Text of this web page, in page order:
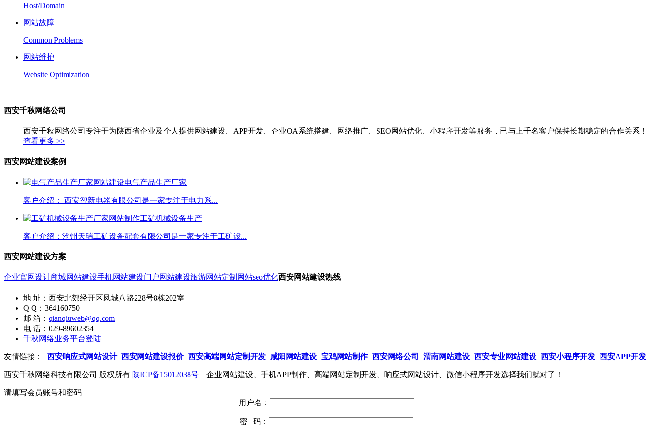
Host/Domain
网站故障
Common Problems
网站维护
Website Optimization
西安千秋网络公司
西安千秋网络公司专注于为陕西省企业及个人提供网站建设、APP开发、企业OA系统搭建、网络推广、SEO网站优化、小程序开发等服务，已与上千名客户保持长期稳定的合作关系！
查看更多 >>
西安网站建设案例
电气产品生产厂家
客户介绍： 西安智新电器有限公司是一家专注于电力系...
工矿机械设备生产
客户介绍：沧州天瑞工矿设备配套有限公司是一家专注于工矿设...
西安网站建设方案
企业官网设计商城网站建设手机网站建设门户网站建设旅游网站定制 网站seo优化西安网站建设热线
地 址：西安北郊经开区凤城八路228号8栋202室
Q Q：364160750
邮 箱： qianqiuweb@qq.com
电 话：029-89602354
千秋网络业务平台登陆
友情链接： 西安响应式网站设计 西安网站建设报价 西安高端网站定制开发 咸阳网站建设 宝鸡网站制作 西安网络公司 渭南网站建设 西安专业网站建设 西安小程序开发 西安APP开发
西安千秋网络科技有限公司 版权所有 陕ICP备15012038号 企业网站建设、手机APP制作、高端网站定制开发、响应式网站设计、微信小程序开发选择我们就对了！
请填写会员账号和密码
用户名：
密 码：